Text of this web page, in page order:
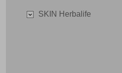
SKIN Herbalife